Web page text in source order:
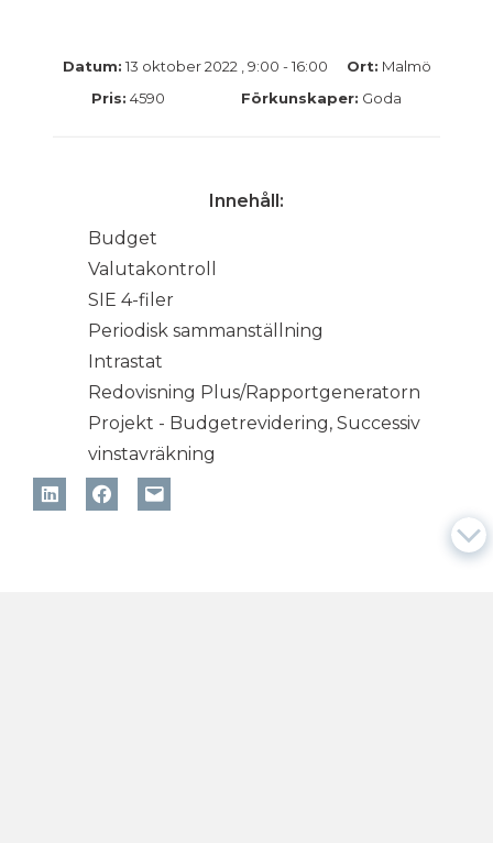
Datum: 13 oktober 2022 , 9:00 - 16:00 Ort: Malmö
Pris: 4590 Förkunskaper: Goda
Innehåll:
Budget
Valutakontroll
SIE 4-filer
Periodisk sammanställning
Intrastat
Redovisning Plus/Rapportgeneratorn
Projekt - Budgetrevidering, Successiv
vinstavräkning